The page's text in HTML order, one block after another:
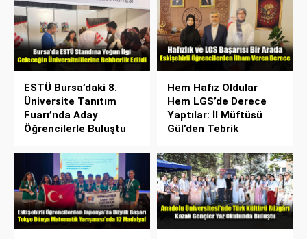
ESTÜ Bursa’daki 8.
Üniversite Tanıtım
Fuarı’nda Aday
Öğrencilerle Buluştu
Hem Hafız Oldular
Hem LGS’de Derece
Yaptılar: İl Müftüsü
Gül’den Tebrik